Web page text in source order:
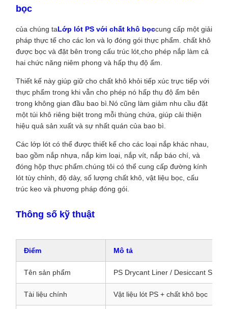
bọc
của chúng taLớp lót PS với chất khô bọccung cấp một giải
pháp thực tế cho các lon và lọ đóng gói thực phẩm. chất khô
được bọc và đặt bên trong cấu trúc lót,cho phép nắp làm cả
hai chức năng niêm phong và hấp thụ độ ẩm.
Thiết kế này giúp giữ cho chất khô khỏi tiếp xúc trực tiếp với
thực phẩm trong khi vẫn cho phép nó hấp thụ độ ẩm bên
trong không gian đầu bao bì.Nó cũng làm giảm nhu cầu đặt
một túi khô riêng biệt trong mỗi thùng chứa, giúp cải thiện
hiệu quả sản xuất và sự nhất quán của bao bì.
Các lớp lót có thể được thiết kế cho các loại nắp khác nhau,
bao gồm nắp nhựa, nắp kim loại, nắp vít, nắp báo chí, và
đóng hộp thực phẩm.chúng tôi có thể cung cấp đường kính
lót tùy chỉnh, độ dày, số lượng chất khô, vật liệu bọc, cấu
trúc keo và phương pháp đóng gói.
Thông số kỹ thuật
Điểm Mô tả
Tên sản phẩm PS Drycant Liner / Desiccant
Tài liệu chính Vật liệu lót PS + chất khô bọc